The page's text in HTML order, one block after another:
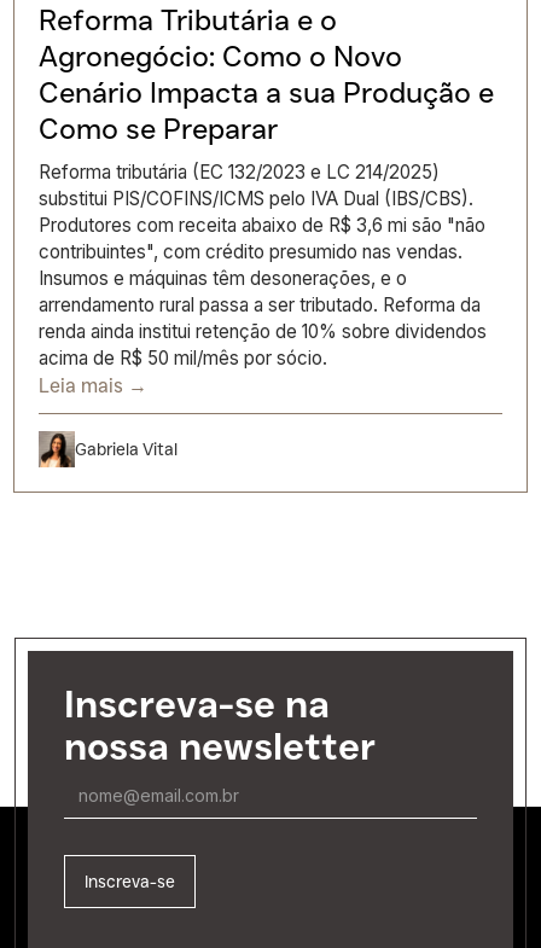
Reforma Tributária e o
Agronegócio: Como o Novo
Cenário Impacta a sua Produção e
Como se Preparar
Reforma tributária (EC 132/2023 e LC 214/2025)
substitui PIS/COFINS/ICMS pelo IVA Dual (IBS/CBS).
Produtores com receita abaixo de R$ 3,6 mi são "não
contribuintes", com crédito presumido nas vendas.
Insumos e máquinas têm desonerações, e o
arrendamento rural passa a ser tributado. Reforma da
renda ainda institui retenção de 10% sobre dividendos
acima de R$ 50 mil/mês por sócio.
Leia mais →
Gabriela Vital
Inscreva-se na
nossa newsletter